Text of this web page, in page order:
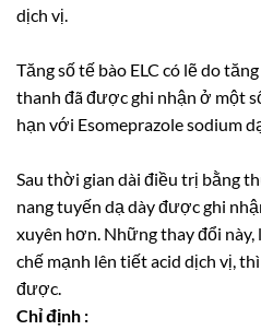
dịch vị.
Tăng số tế bào ELC có lẽ do
thanh đã được ghi nhận ở một
hạn với Esomeprazole sodium
Sau thời gian dài điều trị bằng
nang tuyến dạ dày được ghi
xuyên hơn. Những thay đổi này,
chế mạnh lên tiết acid dịch vị,
được.
Chỉ định :